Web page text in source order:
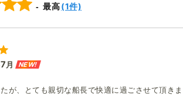
最高(1件)
7 月 NEW!
が、とても親切な船長で快適に過ごさせて頂き